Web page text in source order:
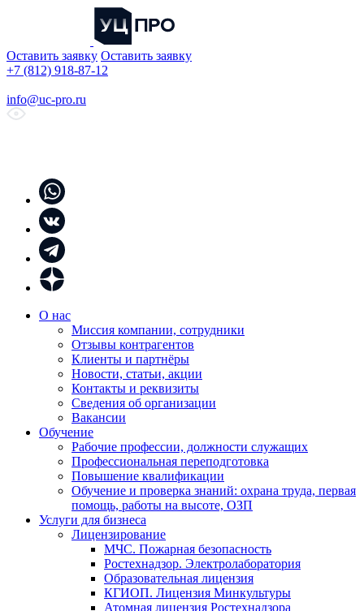
Оставить заявку Оставить заявку
+7 (812) 918-87-12
info@uc-pro.ru
О нас
Миссия компании, сотрудники
Отзывы контрагентов
Клиенты и партнёры
Новости, статьи, акции
Контакты и реквизиты
Сведения об организации
Вакансии
Обучение
Рабочие профессии, должности служащих
Профессиональная переподготовка
Повышение квалификации
Обучение и проверка знаний: охрана труда, первая
помощь, работы на высоте, ОЗП
Услуги для бизнеса
Лицензирование
МЧС. Пожарная безопасность
Ростехнадзор. Электролаборатория
Образовательная лицензия
КГИОП. Лицензия Минкультуры
Атомная лицензия Ростехнадзора